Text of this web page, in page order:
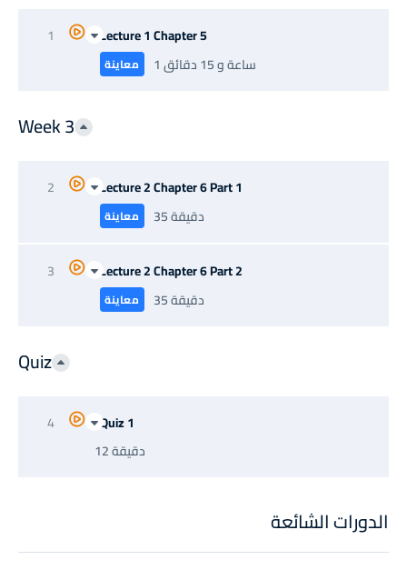
1 Lecture 1 Chapter 5
معاينة 1 ساعة و 15 دقائق
Week 3
2 Lecture 2 Chapter 6 Part 1
معاينة 35 دقيقة
3 Lecture 2 Chapter 6 Part 2
معاينة 35 دقيقة
Quiz
4
Quiz 1
12 دقيقة
الدورات الشائعة